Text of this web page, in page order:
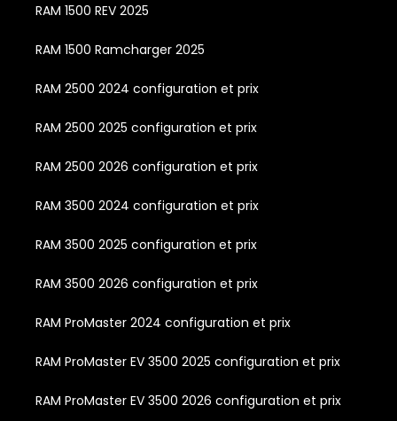
RAM 1500 REV 2025
RAM 1500 Ramcharger 2025
RAM 2500 2024 configuration et prix
RAM 2500 2025 configuration et prix
RAM 2500 2026 configuration et prix
RAM 3500 2024 configuration et prix
RAM 3500 2025 configuration et prix
RAM 3500 2026 configuration et prix
RAM ProMaster 2024 configuration et prix
RAM ProMaster EV 3500 2025 configuration et prix
RAM ProMaster EV 3500 2026 configuration et prix